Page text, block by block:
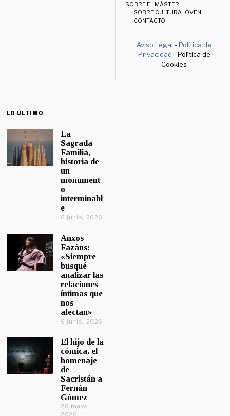
SOBRE EL MÁSTER
SOBRE CULTURA JOVEN
CONTACTO
Aviso Legal -Política de
Privacidad - Política de
Cookies
LO ÚLTIMO
La
Sagrada
Familia,
historia de
un
monument
o
interminabl
e
8 junio, 2026
Anxos
Fazáns:
«Siempre
busqué
analizar las
relaciones
íntimas que
nos
afectan»
5 junio, 2026
El hijo de la
cómica, el
homenaje
de
Sacristán a
Fernán
Gómez
28 mayo,